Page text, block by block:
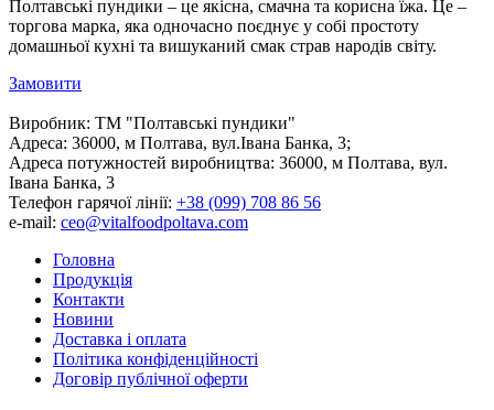
Полтавські пундики – це якісна, смачна та корисна їжа. Це –
торгова марка, яка одночасно поєднує у собі простоту
домашньої кухні та вишуканий смак страв народів світу.
Замовити
Виробник: ТМ "Полтавські пундики"
Адреса: 36000, м Полтава, вул.Івана Банка, 3;
Адреса потужностей виробництва: 36000, м Полтава, вул.
Івана Банка, 3
Телефон гарячої лінії: +38 (099) 708 86 56
e-mail: ceo@vitalfoodpoltava.com
Головна
Продукція
Контакти
Новини
Доставка і оплата
Політика конфіденційності
Договір публічної оферти